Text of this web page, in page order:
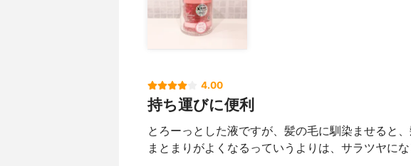
4.00
持ち運びに便利
とろーっとした液ですが、髪の毛に馴染ませると
まとまりがよくなるっていうよりは、サラツヤに